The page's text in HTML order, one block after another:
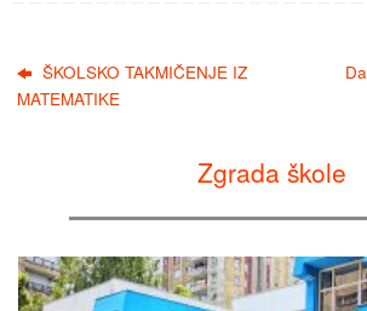
ŠKOLSKO TAKMIČENJE IZ
MATEMATIKE
Zgrada škole